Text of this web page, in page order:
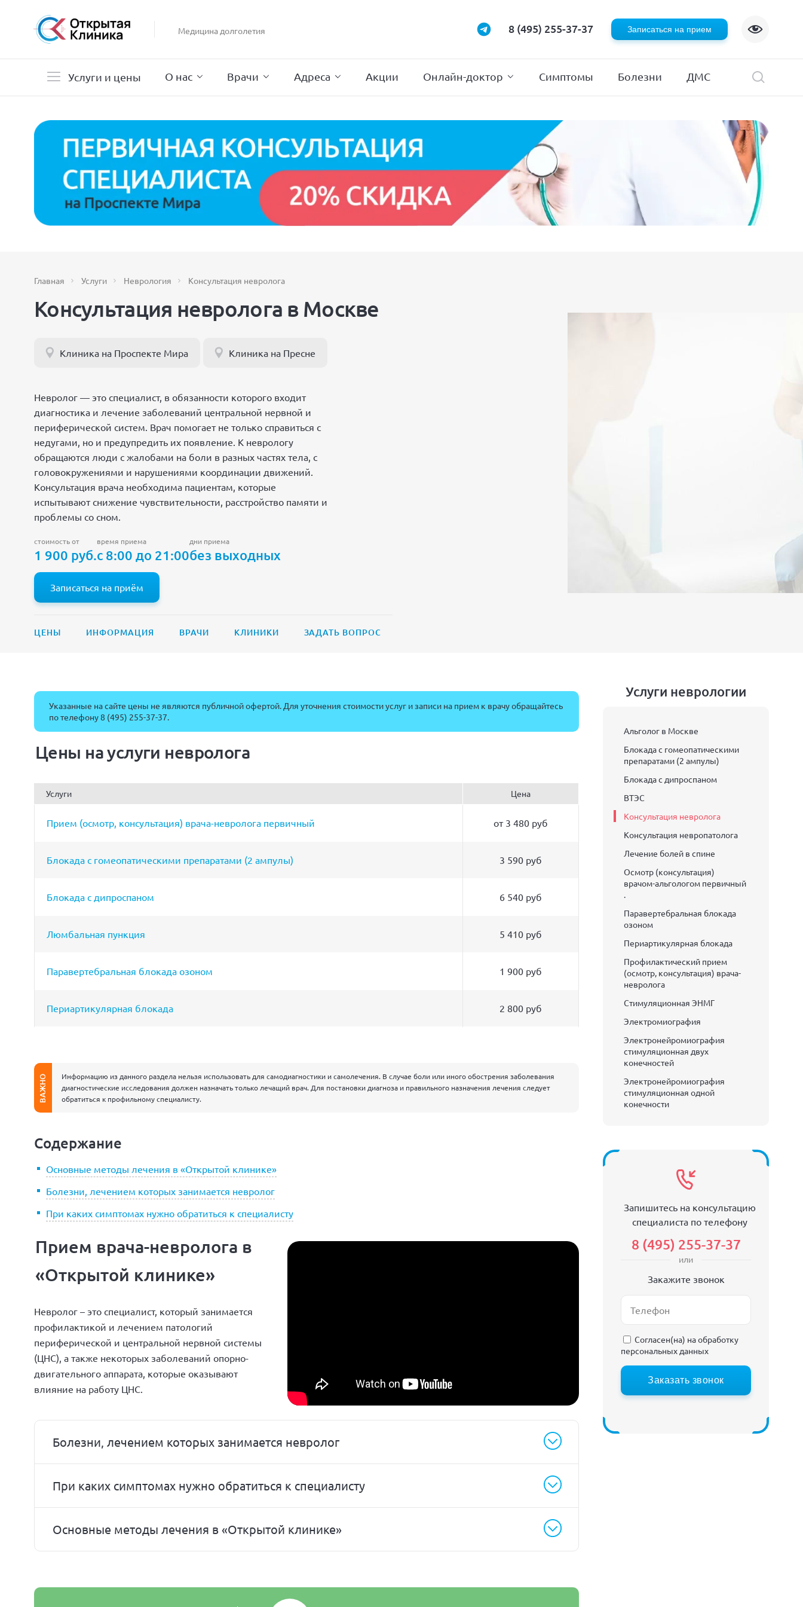
Медицина долголетия 8 (495) 255-37-37 Записаться на прием
Услуги и цены
Нейрохирургия
Проктология
Психотерапия
Хирургия
Эндокринология
О нас Врачи Адреса Акции Онлайн-доктор Симптомы Болезни ДМС
Главная Услуги Неврология Консультация невролога
Консультация невролога в Москве
Клиника на Проспекте Мира Клиника на Пресне
Невролог — это специалист, в обязанности которого входит
диагностика и лечение заболеваний центральной нервной и
периферической систем. Врач помогает не только справиться с
недугами, но и предупредить их появление. К неврологу
обращаются люди с жалобами на боли в разных частях тела, с
головокружениями и нарушениями координации движений.
Консультация врача необходима пациентам, которые
испытывают снижение чувствительности, расстройство памяти и
проблемы со сном.
стоимость от
1 900 руб.
время приема
с 8:00 до 21:00
дни приема
без выходных
Записаться на приём
ЦЕНЫ ИНФОРМАЦИЯ ВРАЧИ КЛИНИКИ ЗАДАТЬ ВОПРОС
Указанные на сайте цены не являются публичной офертой. Для уточнения стоимости услуг и записи на прием к врачу обращайтесь
по телефону8 (495) 255-37-37.
Цены на услуги невролога
Услуги Цена
Прием (осмотр, консультация) врача-невролога первичный от 3 480 руб
Блокада с гомеопатическими препаратами (2 ампулы) 3 590 руб
Блокада с дипроспаном 6 540 руб
Люмбальная пункция 5 410 руб
Паравертебральная блокада озоном 1 900 руб
Периартикулярная блокада 2 800 руб
ВАЖНО
Информацию из данного раздела нельзя использовать для самодиагностики и самолечения. В случае боли или иного обострения заболевания
диагностические исследования должен назначать только лечащий врач. Для постановки диагноза и правильного назначения лечения следует
обратиться к профильному специалисту.
Содержание
Основные методы лечения в «Открытой клинике»
Болезни, лечением которых занимается невролог
При каких симптомах нужно обратиться к специалисту
Прием врача-невролога в
«Открытой клинике»
Невролог – это специалист, который занимается
профилактикой и лечением патологий
периферической и центральной нервной системы
(ЦНС), а также некоторых заболеваний опорно-
двигательного аппарата, которые оказывают
влияние на работу ЦНС.
Болезни, лечением которых занимается невролог
При каких симптомах нужно обратиться к специалисту
Основные методы лечения в «Открытой клинике»
Услуги неврологии
Альголог в Москве
Блокада с гомеопатическими
препаратами (2 ампулы)
Блокада с дипроспаном
ВТЭС
Консультация невролога
Консультация невропатолога
Лечение болей в спине
Осмотр (консультация)
врачом-альгологом первичный
.
Паравертебральная блокада
озоном
Периартикулярная блокада
Профилактический прием
(осмотр, консультация) врача-
невролога
Стимуляционная ЭНМГ
Электромиография
Электронейромиография
стимуляционная двух
конечностей
Электронейромиография
стимуляционная одной
конечности
Запишитесь на консультацию
специалиста по телефону
8 (495) 255-37-37
или
Закажите звонок
Согласен(на) наобработку
персональных данных
Заказать звонок